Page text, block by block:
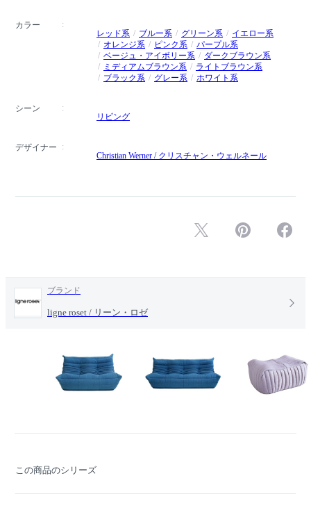
カラー
レッド系
ブルー系 グリーン系
イエロー系
オレンジ系
ピンク系
パープル系
ベージュ・アイボリー系
ダークブラウン系
ミディアムブラウン系
ライトブラウン系
ブラック系
グレー系 ホワイト系
シーン
リビング
デザイナー
Christian Werner / クリスチャン・ウェルネール
ブランド
ligne roset / リーン・ロゼ
この商品のシリーズ